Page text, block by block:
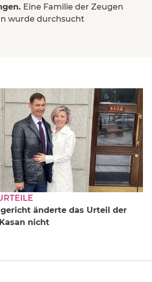
Eine Familie der Zeugen
wurde durchsucht
änderte das Urteil der
nicht